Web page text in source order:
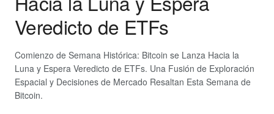
Veredicto de ETFs
Comienzo de Semana Histórica: Bitcoin se Lanza Hacia la
Luna y Espera Veredicto de ETFs. Una Fusión de Exploración
Espacial y Decisiones de Mercado Resaltan Esta Semana de
Bitcoin.